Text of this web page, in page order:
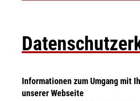
Informationen zum Umgang mit
unserer Webseite